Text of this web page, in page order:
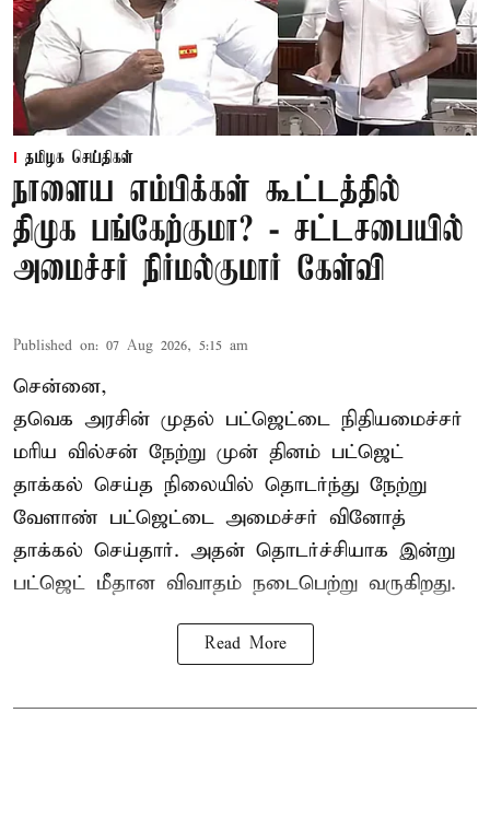
தமிழக செய்திகள்
நாளைய எம்பிக்கள் கூட்டத்தில்
திமுக பங்கேற்குமா? - சட்டசபையில்
அமைச்சர் நிர்மல்குமார் கேள்வி
Published on: 07 Aug 2026, 5:15 am
சென்னை,
தவெக அரசின் முதல் பட்ஜெட்டை நிதியமைச்சர்
மரிய வில்சன் நேற்று முன் தினம் பட்ஜெட்
தாக்கல் செய்த நிலையில் தொடர்ந்து நேற்று
வேளாண் பட்ஜெட்டை அமைச்சர் வினோத்
தாக்கல் செய்தார். அதன் தொடர்ச்சியாக இன்று
பட்ஜெட் மீதான விவாதம் நடைபெற்று வருகிறது.
Read More